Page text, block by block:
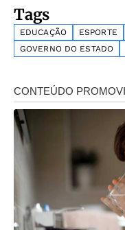
Tags
EDUCAÇÃO ESPORTE
GOVERNO DO ESTADO